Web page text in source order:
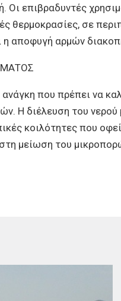
επιβραδυντές
θερμοκρασίες, σε
η αποφυγή αρμών
που πρέπει να
Η διέλευση του
κοιλότητες που
μείωση του